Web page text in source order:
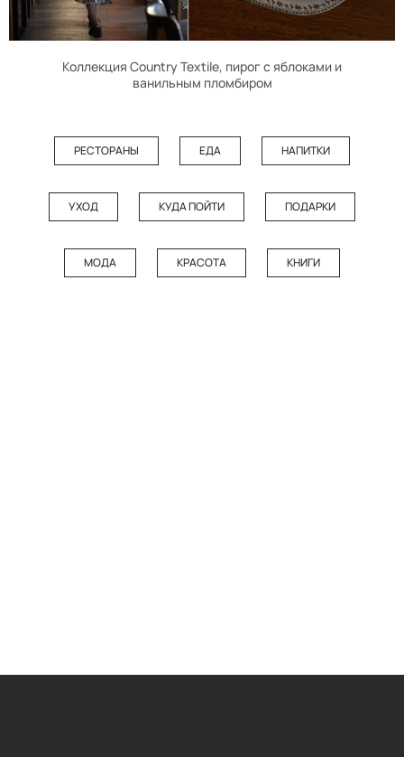
Коллекция Country Textile, пирог с яблоками и
ванильным пломбиром
РЕСТОРАНЫ ЕДА НАПИТКИ
УХОД КУДА ПОЙТИ ПОДАРКИ
МОДА КРАСОТА КНИГИ